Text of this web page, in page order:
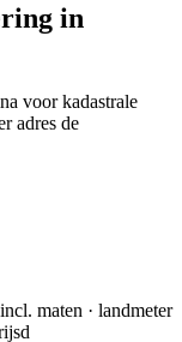
in
voor kadastrale
adres de
maten · landmeter